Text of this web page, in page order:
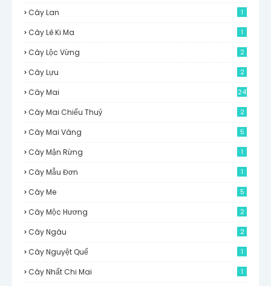
Cây Lan 1
Cây Lê Ki Ma 1
Cây Lộc Vừng 2
Cây Lựu 2
Cây Mai 24
Cây Mai Chiếu Thuỷ 2
Cây Mai Vàng 5
Cây Mận Rừng 1
Cây Mẫu Đơn 1
Cây Me 5
Cây Mộc Hương 2
Cây Ngâu 2
Cây Nguyệt Quế 1
Cây Nhất Chi Mai 1